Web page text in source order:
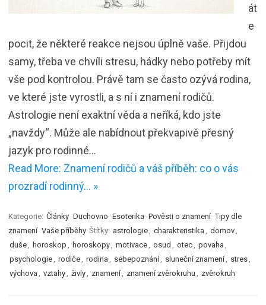
át
e
pocit, že některé reakce nejsou úplně vaše. Přijdou
samy, třeba ve chvíli stresu, hádky nebo potřeby mít
vše pod kontrolou. Právě tam se často ozývá rodina,
ve které jste vyrostli, a s ní i znamení rodičů.
Astrologie není exaktní věda a neříká, kdo jste
„navždy“. Může ale nabídnout překvapivě přesný
jazyk pro rodinné…
Read More: Znamení rodičů a váš příběh: co o vás
prozradí rodinný… »
Kategorie: Články Duchovno Esoterika Pověsti o znamení Tipy dle
znamení Vaše příběhy Štítky: astrologie charakteristika domov
duše
horoskop horoskopy motivace osud otec povaha
psychologie
rodiče rodina sebepoznání sluneční znamení stres
výchova
vztahy živly znamení znamení zvěrokruhu zvěrokruh